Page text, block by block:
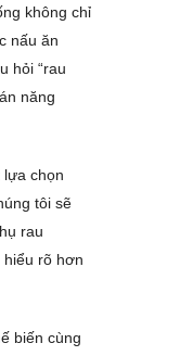
không chỉ
nấu ăn
hỏi “rau
năng
lựa chọn
tôi sẽ
rau
rõ hơn
biến cùng